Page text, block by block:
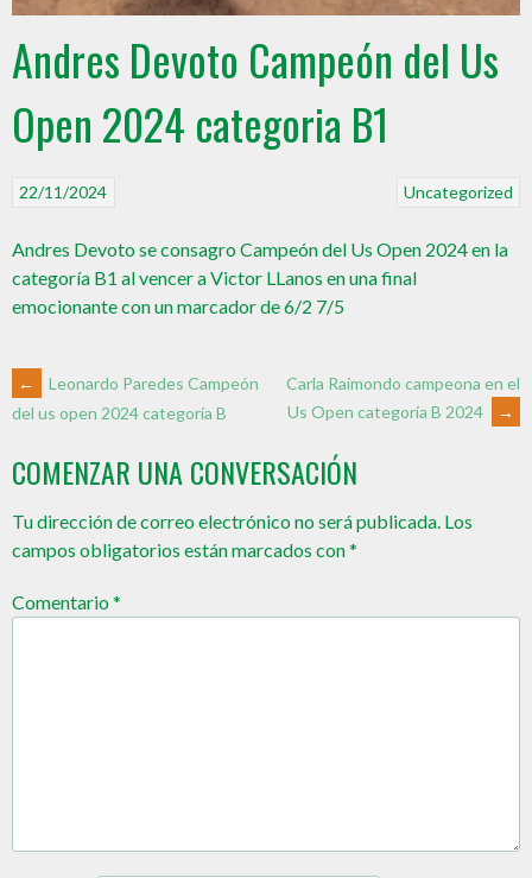
Andres Devoto Campeón del Us
Open 2024 categoria B1
Uncategorized
22/11/2024
Andres Devoto se consagro Campeón del Us Open 2024 en la
categoría B1 al vencer a Victor LLanos en una final
emocionante con un marcador de 6/2 7/5
←
Leonardo Paredes Campeón
del us open 2024 categoría B
Carla Raimondo campeona en el
Us Open categoría B 2024
→
COMENZAR UNA CONVERSACIÓN
Tu dirección de correo electrónico no será publicada. Los
campos obligatorios están marcados con*
Comentario*